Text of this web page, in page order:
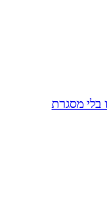
בלי מסגרת